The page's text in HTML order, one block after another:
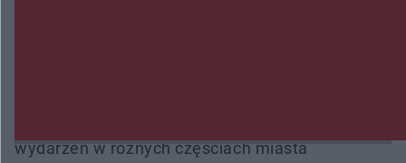
wydarzeń w różnych częściach miasta